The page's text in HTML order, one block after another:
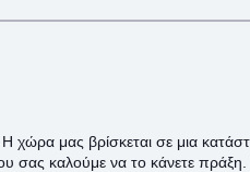
χώρα μας βρίσκεται σε μια
καλούμε να το κάνετε